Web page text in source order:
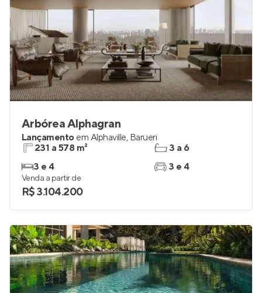
Arbórea Alphagran
Lançamento em Alphaville, Barueri
231 a 578 m²
3 e 4
3 a 6
3 e 4
Venda a partir de
R$ 3.104.200